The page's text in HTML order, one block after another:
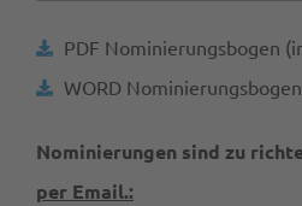
PDF Nominierungsbogen
WORD
Nominierungen sind zu
per Email.: